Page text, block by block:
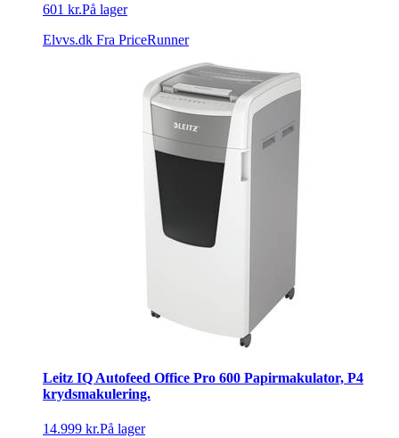
601 kr.På lager
Elvvs.dk Fra PriceRunner
Leitz IQ Autofeed Office Pro 600 Papirmakulator, P4
krydsmakulering.
14.999 kr.På lager